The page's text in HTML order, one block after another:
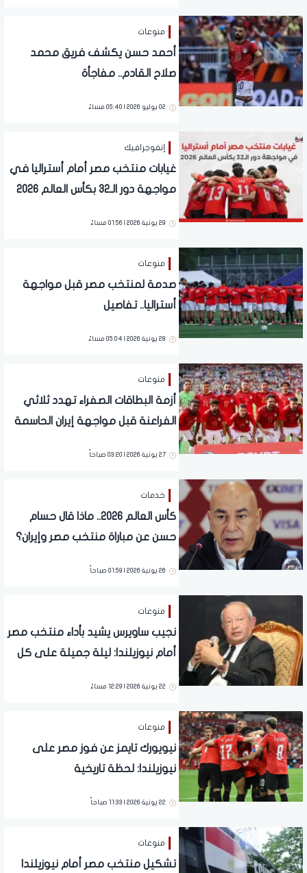
منوعات
أحمد حسن يكشف فريق محمد
صلاح القادم.. مفاجأة
02 يوليو 2026 | 05:40 مساءً
إنفوجرافيك
غيابات منتخب مصر أمام أستراليا في
مواجهة دور الـ32 بكأس العالم 2026
29 يونية 2026 | 01:56 مساءً
منوعات
صدمة لمنتخب مصر قبل مواجهة
أستراليا.. تفاصيل
28 يونية 2026 | 05:04 مساءً
منوعات
أزمة البطاقات الصفراء تهدد ثلاثي
الفراعنة قبل مواجهة إيران الحاسمة
27 يونية 2026 | 03:20 صباحاً
خدمات
كأس العالم 2026.. ماذا قال حسام
حسن عن مباراة منتخب مصر وإيران؟
26 يونية 2026 | 01:59 صباحاً
منوعات
نجيب ساويرس يشيد بأداء منتخب مصر
أمام نيوزيلندا: ليلة جميلة على كل
22 يونية 2026 | 12:29 مساءً
منوعات
نيويورك تايمز عن فوز مصر على
نيوزيلندا: لحظة تاريخية
22 يونية 2026 | 11:33 صباحاً
منوعات
تشكيل منتخب مصر أمام نيوزيلندا